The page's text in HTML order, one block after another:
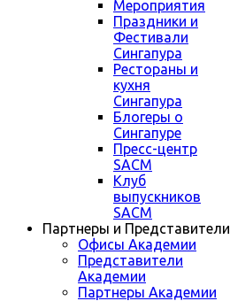
Мероприятия
Праздники и
Фестивали
Сингапура
Рестораны и
кухня
Сингапура
Блогеры о
Сингапуре
Пресс-центр
SACM
Клуб
выпускников
SACM
Партнеры и Представители
Офисы Академии
Представители
Академии
Партнеры Академии